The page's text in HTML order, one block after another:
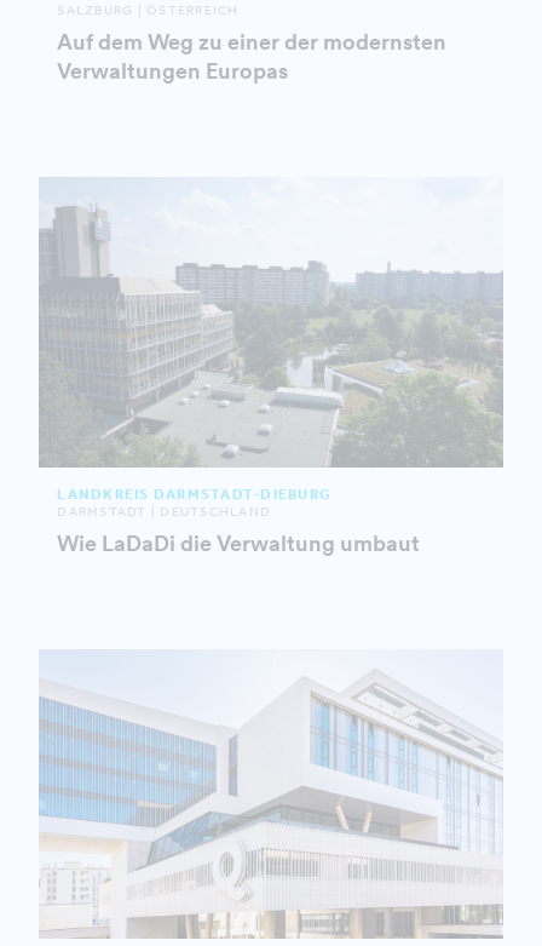
SALZBURG | ÖSTERREICH
Auf dem Weg zu einer der modernsten
Verwaltungen Europas
LANDKREIS DARMSTADT-DIEBURG
DARMSTADT | DEUTSCHLAND
Wie LaDaDi die Verwaltung umbaut